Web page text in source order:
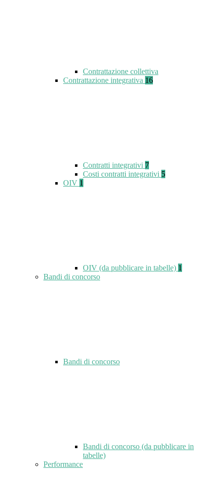
Contrattazione collettiva
Contrattazione integrativa 16
Contratti integrativi 7
Costi contratti integrativi 5
OIV 1
OIV (da pubblicare in tabelle) 1
Bandi di concorso
Bandi di concorso
Bandi di concorso (da pubblicare in
tabelle)
Performance